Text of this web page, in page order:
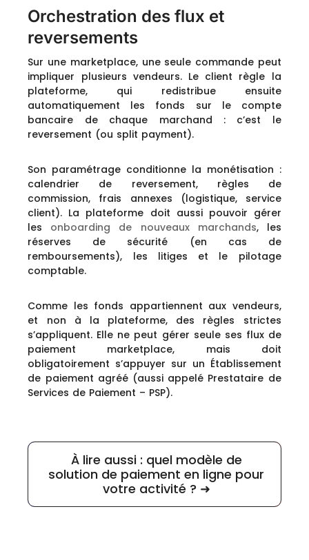
Orchestration des flux et
reversements
Sur une marketplace, une seule commande peut
impliquer plusieurs vendeurs. Le client règle la
plateforme, qui redistribue ensuite
automatiquement les fonds sur le compte
bancaire de chaque marchand : c’est le
reversement (ou split payment).
Son paramétrage conditionne la monétisation :
calendrier de reversement, règles de
commission, frais annexes (logistique, service
client). La plateforme doit aussi pouvoir gérer
les onboarding de nouveaux marchands, les
réserves de sécurité (en cas de
remboursements), les litiges et le pilotage
comptable.
Comme les fonds appartiennent aux vendeurs,
et non à la plateforme, des règles strictes
s’appliquent. Elle ne peut gérer seule ses flux de
paiement marketplace, mais doit
obligatoirement s’appuyer sur un Établissement
de paiement agréé (aussi appelé Prestataire de
Services de Paiement – PSP).
À lire aussi : quel modèle de
solution de paiement en ligne pour
votre activité ? ➜